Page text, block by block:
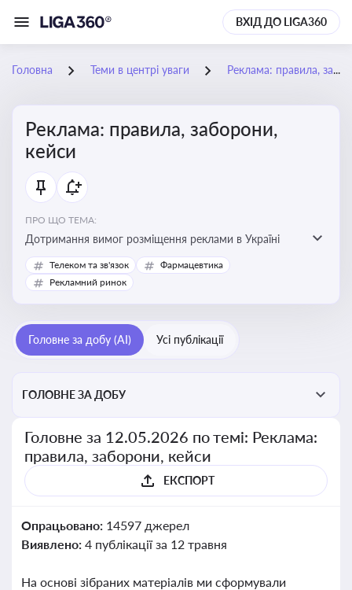
ВХІД ДО LIGA360
Головна Теми в центрі уваги Реклама: правила, заборони, кейси
Реклама: правила, заборони,
кейси
ПРО ЩО ТЕМА:
Дотримання вимог розміщення реклами в Україні
Телеком та зв'язок
Фармацевтика
Рекламний ринок
Головне за добу (AI) Усі публікації
ГОЛОВНЕ ЗА ДОБУ
Головне за 12.05.2026 по темі: Реклама:
правила, заборони, кейси
ЕКСПОРТ
Опрацьовано: 14597 джерел
Виявлено: 4 публікації за 12 травня
На основі зібраних матеріалів ми сформували